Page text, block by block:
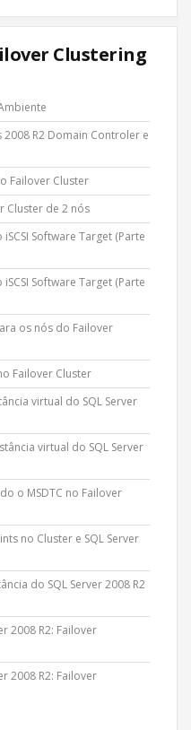
Clustering
R2 Domain Controler e
Failover Cluster
Cluster de 2 nós
Software Target (Parte
Software Target (Parte
os nós do Failover
Failover Cluster
virtual do SQL Server
virtual do SQL Server
o MSDTC no Failover
no Cluster e SQL Server
do SQL Server 2008 R2
2008 R2: Failover
2008 R2: Failover